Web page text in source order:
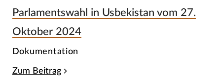
Parlamentswahl in Usbekistan vom 27.
Oktober 2024
Dokumentation
Zum Beitrag